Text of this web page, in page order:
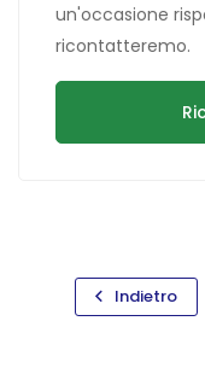
un'occasione
ricontatteremo.
Indietro